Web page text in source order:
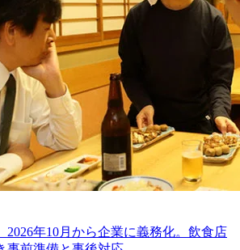
2026年10月から企業に義務化。飲食店